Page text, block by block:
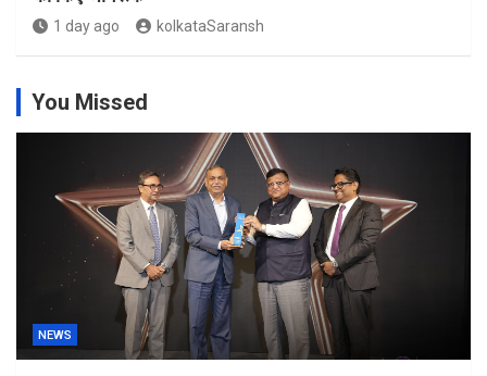
1 day ago kolkataSaransh
You Missed
NEWS